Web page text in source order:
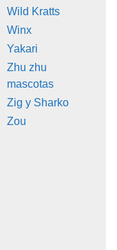
Wild Kratts
Winx
Yakari
Zhu zhu
mascotas
Zig y Sharko
Zou